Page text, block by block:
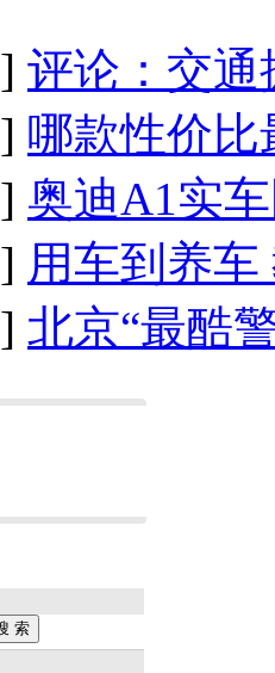
] 评论：交通
] 哪款性价比
] 奥迪A1实
] 用车到养
] 北京“最酷